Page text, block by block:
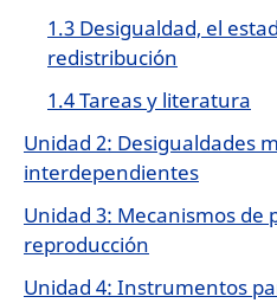
1.3 Desigualdad, el
redistribución
1.4 Tareas y literatura
Unidad 2: Desigualdades
interdependientes
Unidad 3: Mecanismos de
reproducción
Unidad 4: Instrumentos